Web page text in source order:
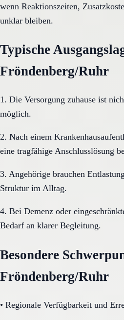
wenn Reaktionszeiten,
unklar bleiben.
Typische
Fröndenberg/Ruhr
1. Die Versorgung zuhause ist
möglich.
2. Nach einem
eine tragfähige Anschlusslösung
3. Angehörige brauchen
Struktur im Alltag.
4. Bei Demenz oder
Bedarf an klarer Begleitung.
Besondere
Fröndenberg/Ruhr
• Regionale Verfügbarkeit und